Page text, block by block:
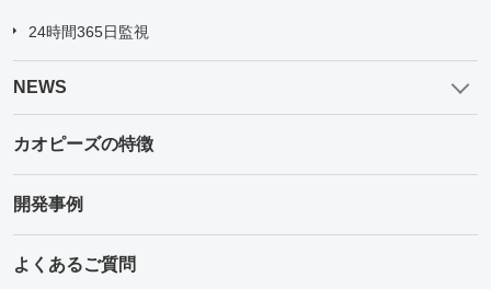
24時間365日監視
NEWS
カオピーズの特徴
開発事例
よくあるご質問